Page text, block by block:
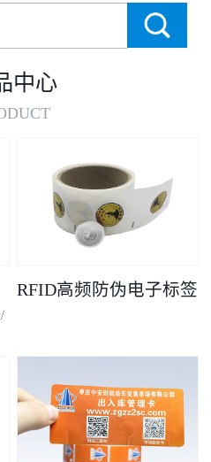
中心
RFID高频防伪电子标签